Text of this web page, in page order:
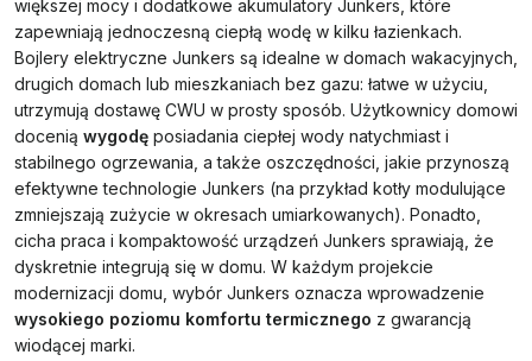
większej mocy i dodatkowe akumulatory Junkers, które
zapewniają jednoczesną ciepłą wodę w kilku łazienkach.
Bojlery elektryczne Junkers są idealne w domach wakacyjnych,
drugich domach lub mieszkaniach bez gazu: łatwe w użyciu,
utrzymują dostawę CWU w prosty sposób. Użytkownicy domowi
docenią wygodę posiadania ciepłej wody natychmiast i
stabilnego ogrzewania, a także oszczędności, jakie przynoszą
efektywne technologie Junkers (na przykład kotły modulujące
zmniejszają zużycie w okresach umiarkowanych). Ponadto,
cicha praca i kompaktowość urządzeń Junkers sprawiają, że
dyskretnie integrują się w domu. W każdym projekcie
modernizacji domu, wybór Junkers oznacza wprowadzenie
wysokiego poziomu komfortu termicznego z gwarancją
wiodącej marki.